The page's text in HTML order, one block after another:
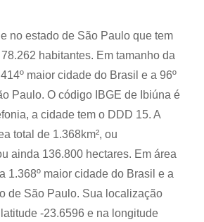
no estado de São Paulo que tem
habitantes. Em tamanho da
maior cidade do Brasil e a 96º
Paulo. O código IBGE de Ibiúna é
a cidade tem o DDD 15. A
total de 1.368km², ou
ainda 136.800 hectares. Em área
1.368º maior cidade do Brasil e a
de São Paulo. Sua localização
-23.6596 e na longitude